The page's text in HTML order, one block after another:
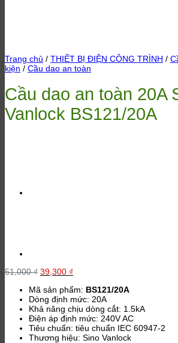
Trang chủ / THIẾT BỊ ĐIỆN CÔNG TRÌNH /
kiện / Cầu dao an toàn
Cầu dao an toàn 20A
Vanlock BS121/20A
51,000₫ Giá
là:
51,000 ₫.
39,300 ₫
tại
là:
39,300 ₫.
Mã sản phẩm: BS121/20A
Dòng định mức: 20A
Khả năng chịu dòng cắt: 1.5kA
Điện áp định mức: 240V AC
Tiêu chuẩn: tiêu chuẩn IEC 60947-2
Thương hiệu: Sino Vanlock